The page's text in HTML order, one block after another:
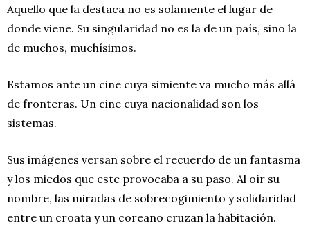
Aquello que la destaca no es solamente el lugar de
donde viene. Su singularidad no es la de un país, sino la
de muchos, muchísimos.
Estamos ante un cine cuya simiente va mucho más allá
de fronteras. Un cine cuya nacionalidad son los
sistemas.
Sus imágenes versan sobre el recuerdo de un fantasma
y los miedos que este provocaba a su paso. Al oír su
nombre, las miradas de sobrecogimiento y solidaridad
entre un croata y un coreano cruzan la habitación.